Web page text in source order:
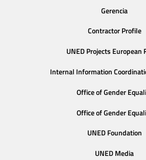
Gerencia
Contractor Profile
UNED Projects European
Internal Information
Office of Gender
Office of Gender
UNED Foundation
UNED Media